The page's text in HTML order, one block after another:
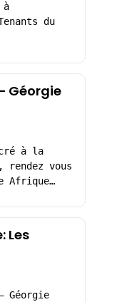
à
du
Géorgie
à la
rendez vous
Afrique…
Les
Géorgie